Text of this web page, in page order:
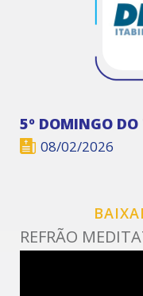
5º DOMINGO DO
08/02/2026
REFRÃO